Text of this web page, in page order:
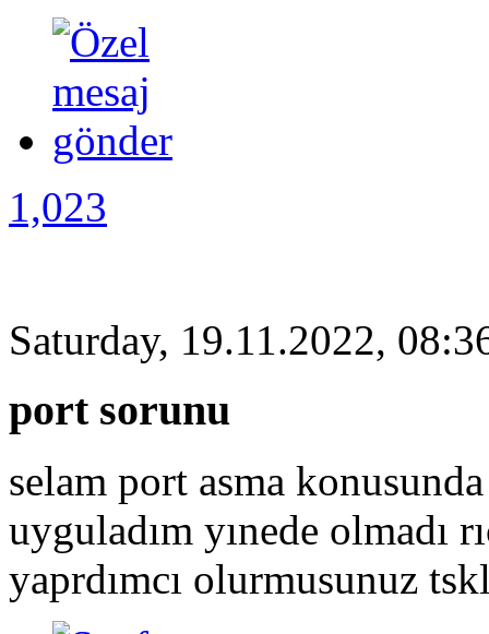
1,023
Saturday, 19.11.2022,
port sorunu
selam port asma konusunda
uyguladım yınede olmadı
yaprdımcı olurmusunuz